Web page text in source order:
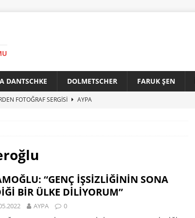
DANTSCHKE DOLMETSCHER FARUK ŞEN
FOTOĞRAF SERGİSİ
AYPA
Bakırköy Arasında Kardeşlik Köprüsü
ZİRVE
33. YILINDA BERLİN’DE GÜVERCİNLER BARIŞA KANAT AÇTI
“GENÇ İŞSİZLİĞİNİN SONA
BİR ÜLKE DİLİYORUM”
AYPA 0